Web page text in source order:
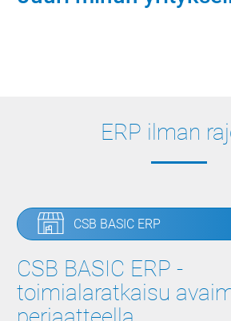
ERP ilman
CSB BASIC ERP
CSB BASIC ERP -
toimialaratkaisu